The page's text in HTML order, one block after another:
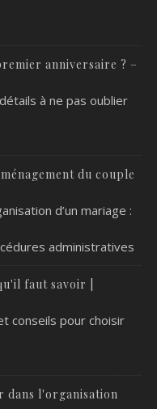
anniversaire ? –
à ne pas oublier
du couple
d’un mariage :
administratives
faut savoir |
conseils pour choisir
dans l'organisation